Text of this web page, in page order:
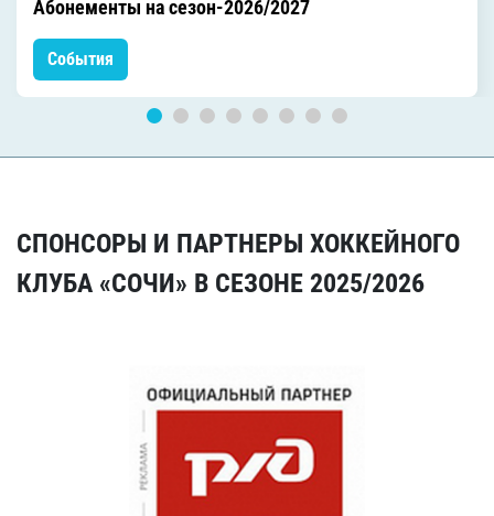
Абонементы на сезон-2026/2027
События
СПОНСОРЫ И ПАРТНЕРЫ ХОККЕЙНОГО
КЛУБА «СОЧИ» В СЕЗОНЕ 2025/2026